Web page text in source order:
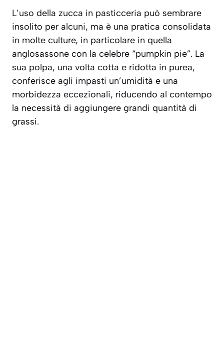
L’uso della zucca in pasticceria può sembrare
insolito per alcuni, ma è una pratica consolidata
in molte culture, in particolare in quella
anglosassone con la celebre “pumpkin pie”. La
sua polpa, una volta cotta e ridotta in purea,
conferisce agli impasti un’umidità e una
morbidezza eccezionali, riducendo al contempo
la necessità di aggiungere grandi quantità di
grassi.